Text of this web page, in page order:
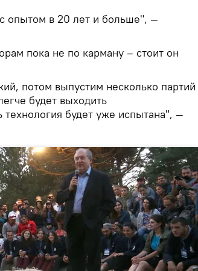
опытом в 20 лет и больше", —
пока не по карману – стоит он
потом выпустим несколько партий
будет выходить
будет уже испытана", —